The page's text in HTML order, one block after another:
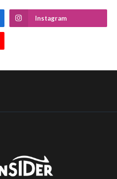
Instagram